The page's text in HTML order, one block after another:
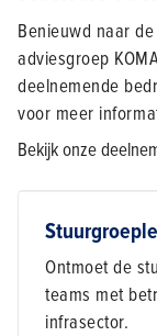
Benieuwd naar
adviesgroep
deelnemende
voor meer
Bekijk onze
Ontmoet de
teams met
infrasector.